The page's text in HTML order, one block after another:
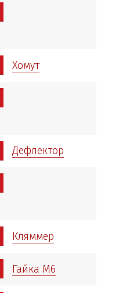
Хомут
Дефлектор
Кляммер
Гайка М6